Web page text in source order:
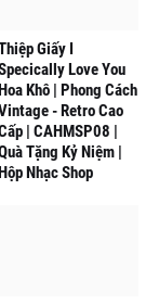
Giấy I
Love You
Khô | Phong Cách
- Retro Cao
| CAHMSP08 |
Tặng Kỷ Niệm |
Nhạc Shop